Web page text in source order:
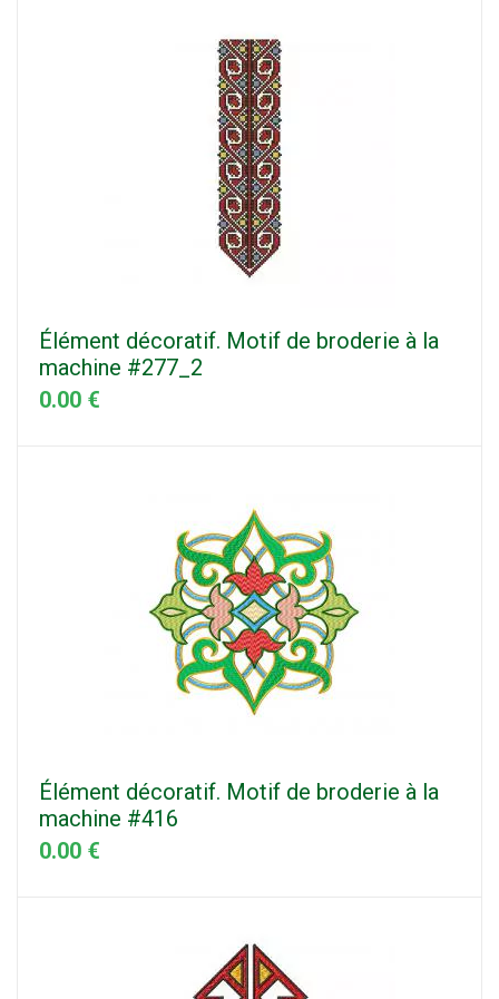
Élément décoratif. Motif de broderie à la
machine #277_2
0.00 €
Élément décoratif. Motif de broderie à la
machine #416
0.00 €